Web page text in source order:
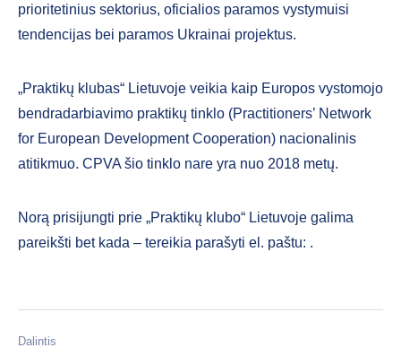
prioritetinius sektorius, oficialios paramos vystymuisi
tendencijas bei paramos Ukrainai projektus.
„Praktikų klubas“ Lietuvoje veikia kaip Europos vystomojo
bendradarbiavimo praktikų tinklo (Practitioners’ Network
for European Development Cooperation) nacionalinis
atitikmuo. CPVA šio tinklo nare yra nuo 2018 metų.
Norą prisijungti prie „Praktikų klubo“ Lietuvoje galima
pareikšti bet kada – tereikia parašyti el. paštu: .
Dalintis